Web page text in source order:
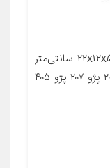
معرفی محصول جزئیات محصول ابعاد ۲۲x۱۲x۵ سانتی‌متر
جنس ویسکوز مناسب برای خودرو پژو ۲۰۶ پژو ۲۰۷ پژو ۴۰۵